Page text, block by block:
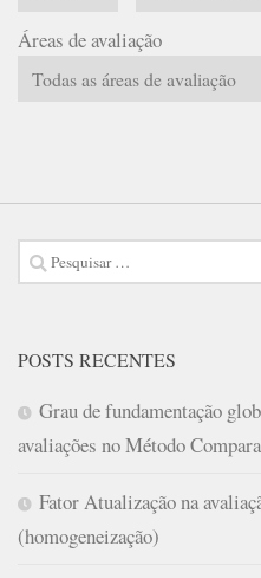
Áreas de avaliação
Pesquisar
por:
POSTS RECENTES
Grau de fundamentação
avaliações no Método
Fator Atualização na
(homogeneização)